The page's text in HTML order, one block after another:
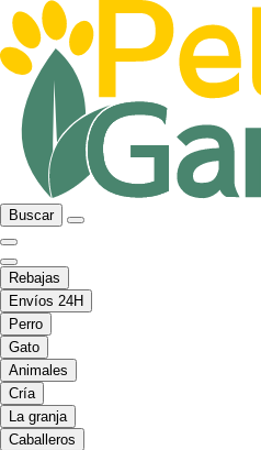
Buscar
Rebajas
Envíos 24H
Perro
Gato
Animales
Cría
La granja
Caballeros